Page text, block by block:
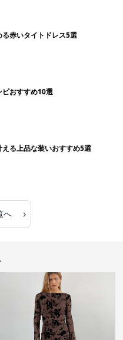
赤いタイトドレス5選
ピおすすめ10選
る上品な装いおすすめ5選
へ ›